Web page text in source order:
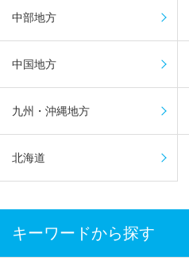
中部地方
中国地方
九州・沖縄地方
北海道
キーワードから探す